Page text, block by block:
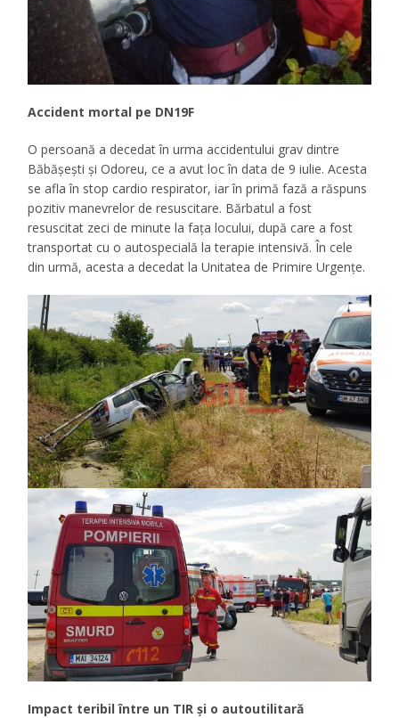
Accident mortal pe DN19F
O persoană a decedat în urma accidentului grav dintre
Băbășești și Odoreu, ce a avut loc în data de 9 iulie. Acesta
se afla în stop cardio respirator, iar în primă fază a răspuns
pozitiv manevrelor de resuscitare. Bărbatul a fost
resuscitat zeci de minute la fața locului, după care a fost
transportat cu o autospecială la terapie intensivă. În cele
din urmă, acesta a decedat la Unitatea de Primire Urgențe.
Impact teribil între un TIR și o autoutilitară